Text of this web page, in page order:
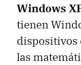
Windows
tienen
dispositivos
las